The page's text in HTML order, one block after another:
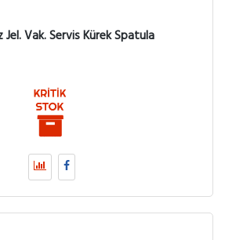
Jel. Vak. Servis Kürek Spatula